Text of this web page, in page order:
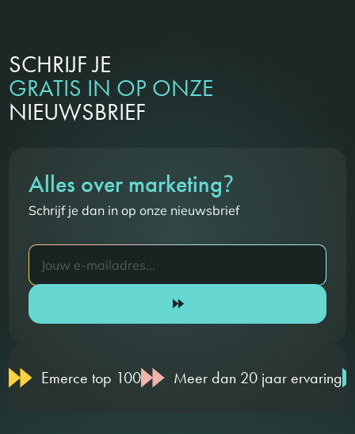
SCHRIJF JE
GRATIS IN OP ONZE
NIEUWSBRIEF
Alles over marketing?
Schrijf je dan in op onze nieuwsbrief
Emerce top 100 Meer dan 20 jaar ervaring